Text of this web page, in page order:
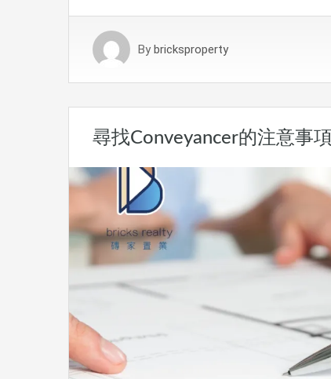
By bricksproperty
尋找Conveyancer的注意事項